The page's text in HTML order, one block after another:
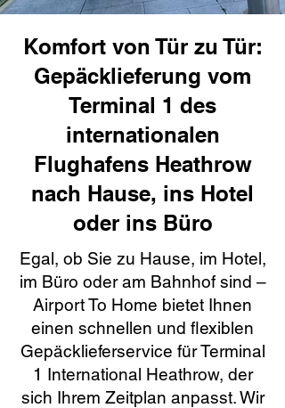
Komfort von Tür zu Tür:
Gepäcklieferung vom
Terminal 1 des
internationalen
Flughafens Heathrow
nach Hause, ins Hotel
oder ins Büro
Egal, ob Sie zu Hause, im Hotel,
im Büro oder am Bahnhof sind –
Airport To Home bietet Ihnen
einen schnellen und flexiblen
Gepäcklieferservice für Terminal
1 International Heathrow, der
sich Ihrem Zeitplan anpasst. Wir